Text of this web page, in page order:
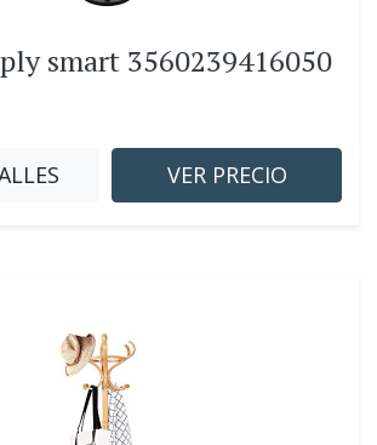
smart 3560239416050
VER PRECIO